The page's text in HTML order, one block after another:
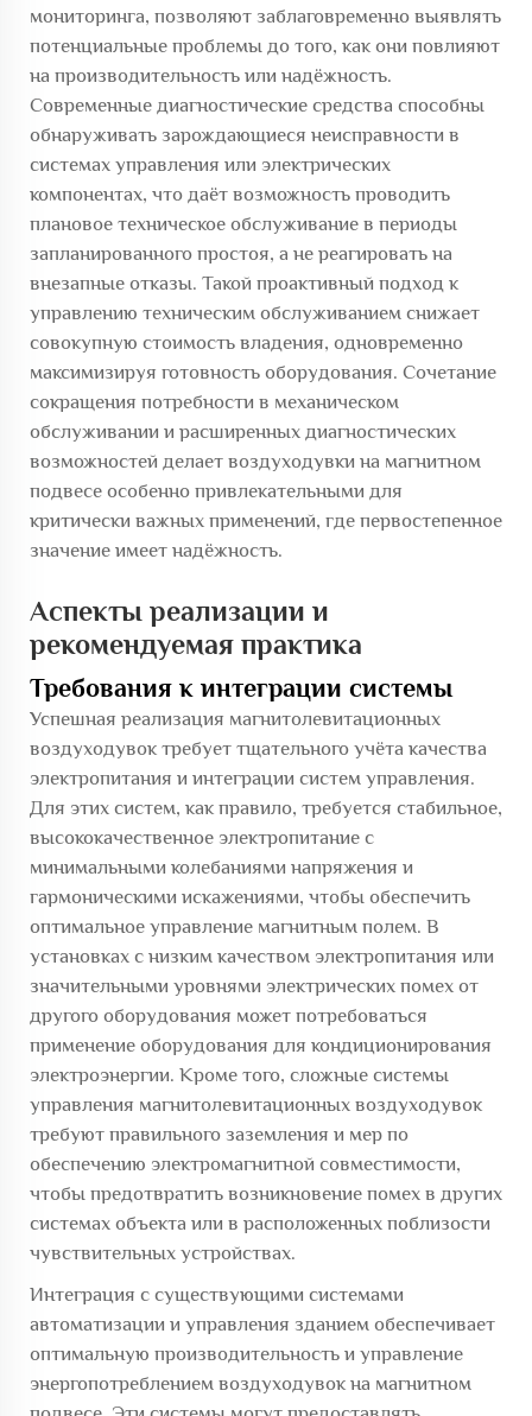
мониторинга, позволяют заблаговременно выявлять
потенциальные проблемы до того, как они повлияют
на производительность или надёжность.
Современные диагностические средства способны
обнаруживать зарождающиеся неисправности в
системах управления или электрических
компонентах, что даёт возможность проводить
плановое техническое обслуживание в периоды
запланированного простоя, а не реагировать на
внезапные отказы. Такой проактивный подход к
управлению техническим обслуживанием снижает
совокупную стоимость владения, одновременно
максимизируя готовность оборудования. Сочетание
сокращения потребности в механическом
обслуживании и расширенных диагностических
возможностей делает воздуходувки на магнитном
подвесе особенно привлекательными для
критически важных применений, где первостепенное
значение имеет надёжность.
Аспекты реализации и
рекомендуемая практика
Требования к интеграции системы
Успешная реализация магнитолевитационных
воздуходувок требует тщательного учёта качества
электропитания и интеграции систем управления.
Для этих систем, как правило, требуется стабильное,
высококачественное электропитание с
минимальными колебаниями напряжения и
гармоническими искажениями, чтобы обеспечить
оптимальное управление магнитным полем. В
установках с низким качеством электропитания или
значительными уровнями электрических помех от
другого оборудования может потребоваться
применение оборудования для кондиционирования
электроэнергии. Кроме того, сложные системы
управления магнитолевитационных воздуходувок
требуют правильного заземления и мер по
обеспечению электромагнитной совместимости,
чтобы предотвратить возникновение помех в других
системах объекта или в расположенных поблизости
чувствительных устройствах.
Интеграция с существующими системами
автоматизации и управления зданием обеспечивает
оптимальную производительность и управление
энергопотреблением воздуходувок на магнитном